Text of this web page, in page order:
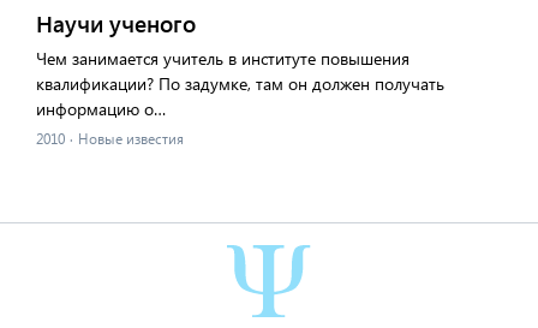
Научи ученого
Чем занимается учитель в институте повышения
квалификации? По задумке, там он должен получать
информацию о…
2010 · Новые известия